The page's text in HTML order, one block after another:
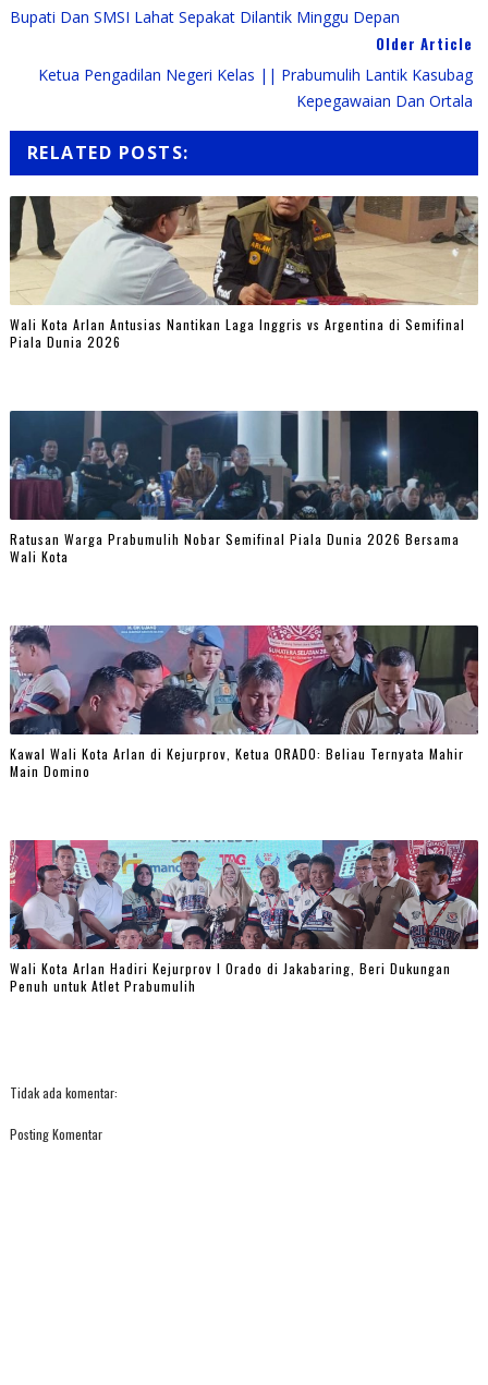
Bupati Dan SMSI Lahat Sepakat Dilantik Minggu Depan
Older Article
Ketua Pengadilan Negeri Kelas || Prabumulih Lantik Kasubag
Kepegawaian Dan Ortala
RELATED POSTS:
Wali Kota Arlan Antusias Nantikan Laga Inggris vs Argentina di Semifinal
Piala Dunia 2026
Ratusan Warga Prabumulih Nobar Semifinal Piala Dunia 2026 Bersama
Wali Kota
Kawal Wali Kota Arlan di Kejurprov, Ketua ORADO: Beliau Ternyata Mahir
Main Domino
Wali Kota Arlan Hadiri Kejurprov I Orado di Jakabaring, Beri Dukungan
Penuh untuk Atlet Prabumulih
Tidak ada komentar:
Posting Komentar